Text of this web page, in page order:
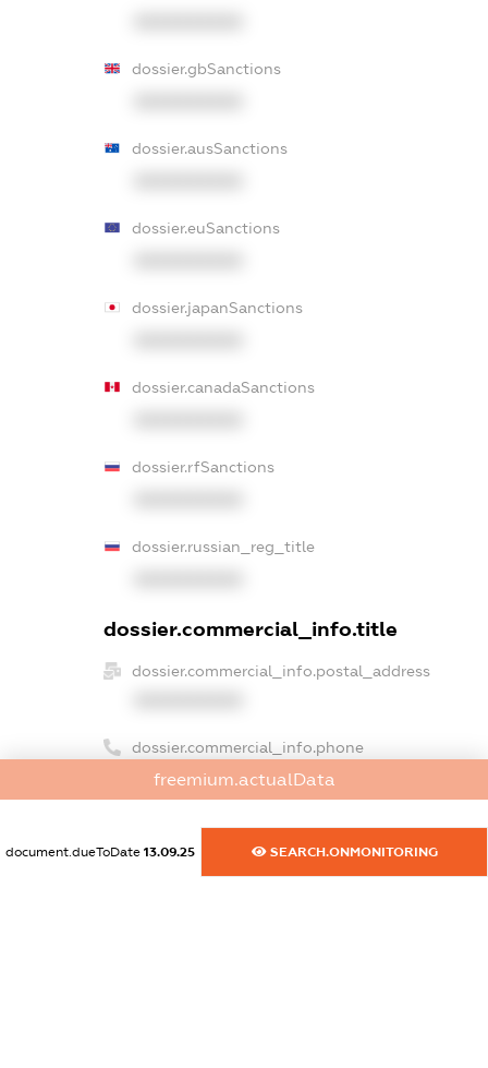
dossier.gbSanctions
dossier.ausSanctions
dossier.euSanctions
dossier.japanSanctions
dossier.canadaSanctions
dossier.rfSanctions
dossier.russian_reg_title
dossier.commercial_info.title
dossier.commercial_info.postal_address
dossier.commercial_info.phone
XXXXXXXXXX
XXXXXXXXXX
freemium.actualData
document.dueToDate 13.09.25 SEARCH.ONMONITORING